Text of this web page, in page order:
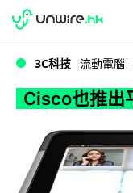
Cisco也
WWDC 2026
3C科技 流動電腦
Cisco也推出